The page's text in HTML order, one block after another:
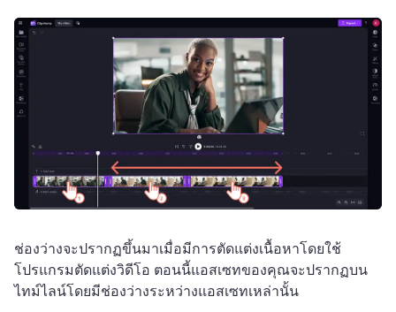
ช่องว่างจะปรากฏขึ้นมาเมื่อมีการตัดแต่งเนื้อหาโดยใช้
โปรแกรมตัดแต่งวิดีโอ ตอนนี้แอสเซทของคุณจะปรากฏบน
ไทม์ไลน์โดยมีช่องว่างระหว่างแอสเซทเหล่านั้น